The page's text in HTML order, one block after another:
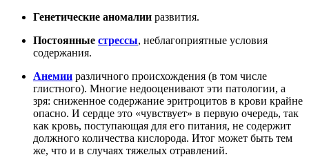
Генетические аномалии развития.
Постоянные стрессы, неблагоприятные условия
содержания.
Анемии различного происхождения (в том числе
глистного). Многие недооценивают эти патологии, а
зря: сниженное содержание эритроцитов в крови крайне
опасно. И сердце это «чувствует» в первую очередь, так
как кровь, поступающая для его питания, не содержит
должного количества кислорода. Итог может быть тем
же, что и в случаях тяжелых отравлений.